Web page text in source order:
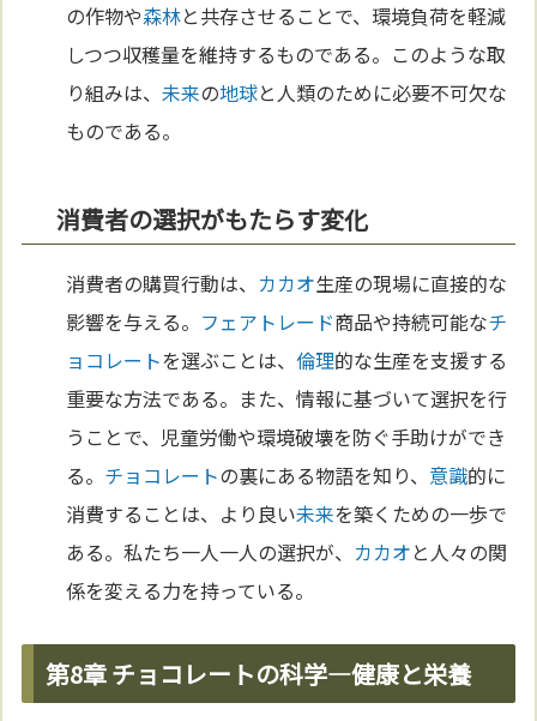
の作物や森林と共存させることで、環境負荷を軽減
しつつ収穫量を維持するものである。このような取
り組みは、未来の地球と人類のために必要不可欠な
ものである。
消費者の選択がもたらす変化
消費者の購買行動は、 カカオ生産の現場に直接的な
影響を与える。 フェアトレード商品や持続可能なチ
ョコレートを選ぶことは、倫理的な生産を支援する
重要な方法である。また、情報に基づいて選択を行
うことで、児童労働や環境破壊を防ぐ手助けができ
る。 チョコレートの裏にある物語を知り、 意識的に
消費することは、より良い未来を築くための一歩で
ある。私たち一人一人の選択が、 カカオと人々の関
係を変える力を持っている。
第8章 チョコレートの科学—健康と栄養